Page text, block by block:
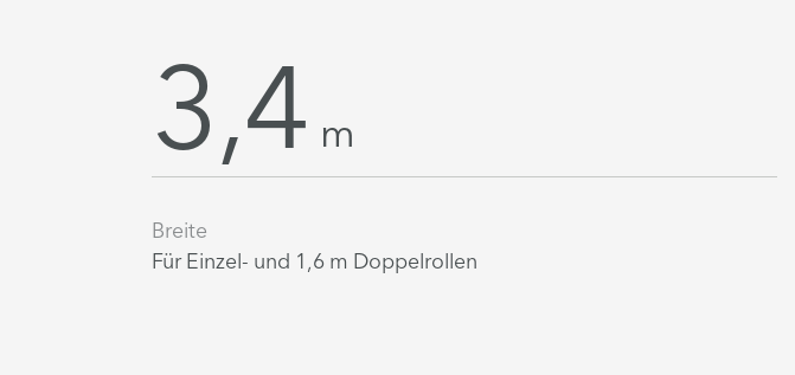
3,4 m
Breite
Für Einzel- und 1,6 m Doppelrollen